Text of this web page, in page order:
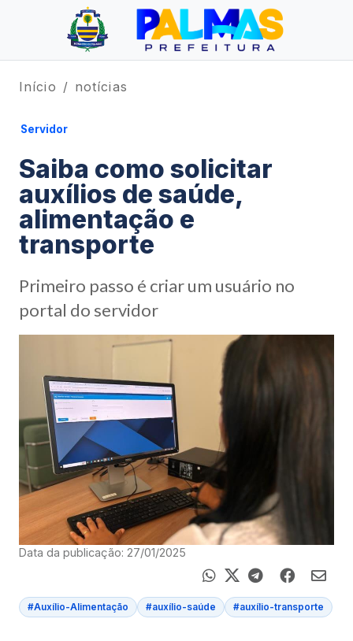
Início notícias
Servidor
Saiba como solicitar
auxílios de saúde,
alimentação e
transporte
Primeiro passo é criar um usuário no
portal do servidor
Data da publicação: 27/01/2025
#Auxílio-Alimentação #auxílio-saúde #auxílio-transporte